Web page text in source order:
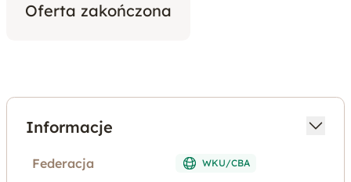
Oferta zakończona
Informacje
Federacja WKU/CBA